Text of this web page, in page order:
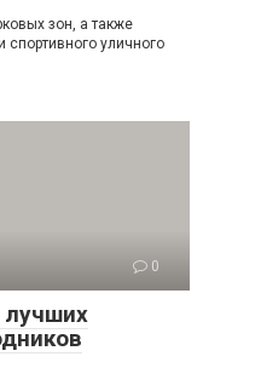
зон, а также
спортивного уличного
0
лучших